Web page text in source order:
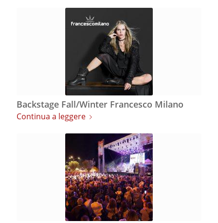
Backstage Fall/Winter Francesco Milano
Continua a leggere